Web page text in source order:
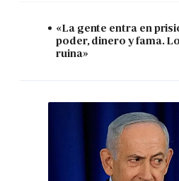
«La gente entra en
poder, dinero y fama.
ruina»